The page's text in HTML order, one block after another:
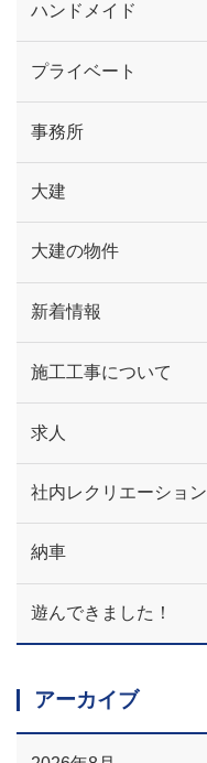
ハンドメイド
プライベート
事務所
大建
大建の物件
新着情報
施工工事について
求人
社内レクリエーション
納車
遊んできました！
アーカイブ